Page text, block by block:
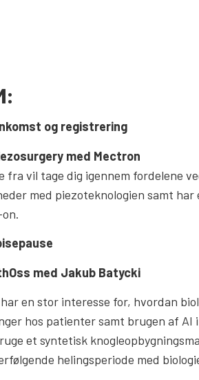
og registrering
med Mectron
fra vil tage dig igennem fordelene
med piezoteknologien samt
med Jakub Batycki
en stor interesse for, hvordan
hos patienter samt brugen af
et syntetisk
helingsperiode med